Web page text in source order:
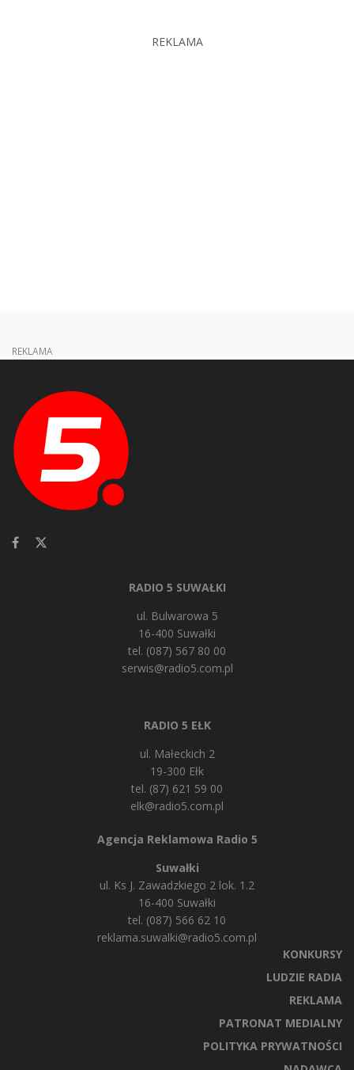
REKLAMA
REKLAMA
RADIO 5 SUWAŁKI
ul. Bulwarowa 5
16-400 Suwałki
tel. (087) 567 80 00
serwis@radio5.com.pl
RADIO 5 EŁK
ul. Małeckich 2
19-300 Ełk
tel. (87) 621 59 00
elk@radio5.com.pl
Agencja Reklamowa Radio 5
Suwałki
ul. Ks J. Zawadzkiego 2 lok. 1.2
16-400 Suwałki
tel. (087) 566 62 10
reklama.suwalki@radio5.com.pl
KONKURSY
LUDZIE RADIA
REKLAMA
PATRONAT MEDIALNY
POLITYKA PRYWATNOŚCI